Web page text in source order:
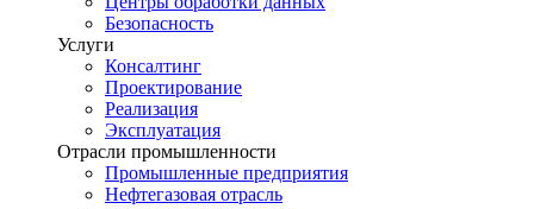
Безопасность
Услуги
Консалтинг
Проектирование
Реализация
Эксплуатация
Отрасли промышленности
Промышленные предприятия
Нефтегазовая отрасль